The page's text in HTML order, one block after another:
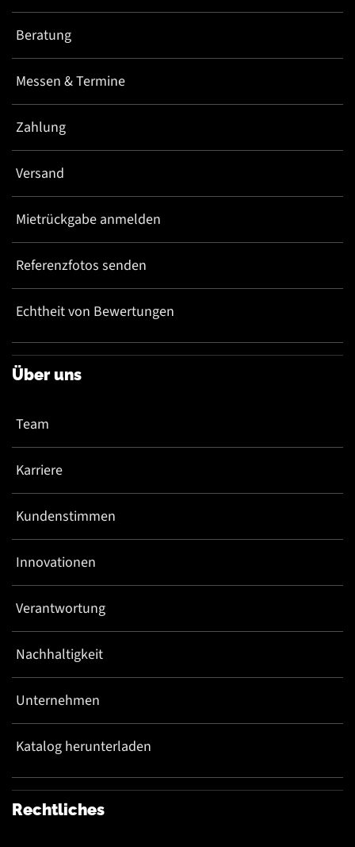
Beratung
Messen & Termine
Zahlung
Versand
Mietrückgabe anmelden
Referenzfotos senden
Echtheit von Bewertungen
Über uns
Team
Karriere
Kundenstimmen
Innovationen
Verantwortung
Nachhaltigkeit
Unternehmen
Katalog herunterladen
Rechtliches